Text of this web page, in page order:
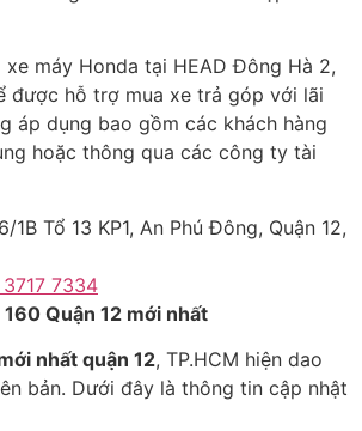
xe máy Honda tại HEAD Đông Hà 2,
được hỗ trợ mua xe trả góp với lãi
áp dụng bao gồm các khách hàng
hoặc thông qua các công ty tài
1B Tổ 13 KP1, An Phú Đông, Quận 12,
7334
Quận 12 mới nhất
nhất quận 12, TP.HCM hiện dao
bản. Dưới đây là thông tin cập nhật